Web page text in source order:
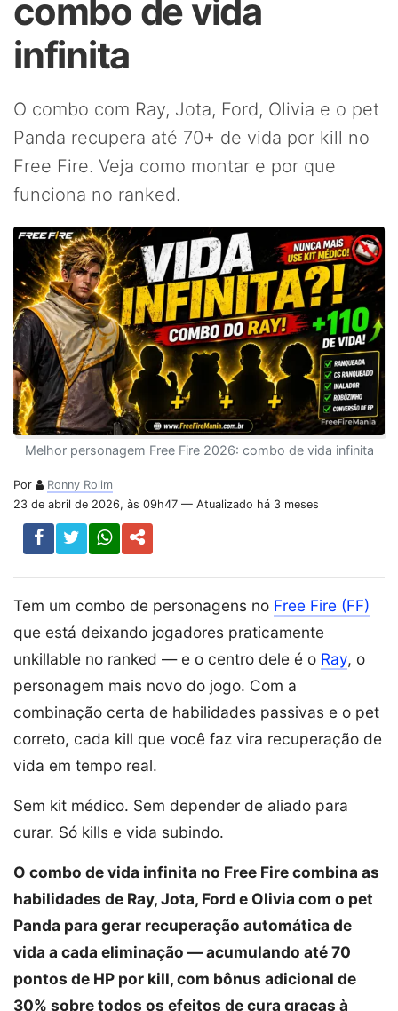
combo de vida
infinita
O combo com Ray, Jota, Ford, Olivia e o pet
Panda recupera até 70+ de vida por kill no
Free Fire. Veja como montar e por que
funciona no ranked.
Melhor personagem Free Fire 2026: combo de vida infinita
Por
Ronny Rolim
23 de abril de 2026, às 09h47 — Atualizado há 3 meses
Tem um combo de personagens no Free Fire (FF)
que está deixando jogadores praticamente
unkillable no ranked — e o centro dele é o Ray, o
personagem mais novo do jogo. Com a
combinação certa de habilidades passivas e o pet
correto, cada kill que você faz vira recuperação de
vida em tempo real.
Sem kit médico. Sem depender de aliado para
curar. Só kills e vida subindo.
O combo de vida infinita no Free Fire combina as
habilidades de Ray, Jota, Ford e Olivia com o pet
Panda para gerar recuperação automática de
vida a cada eliminação — acumulando até 70
pontos de HP por kill, com bônus adicional de
30% sobre todos os efeitos de cura graças à